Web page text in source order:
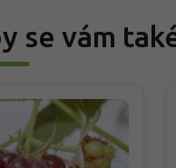
se vám